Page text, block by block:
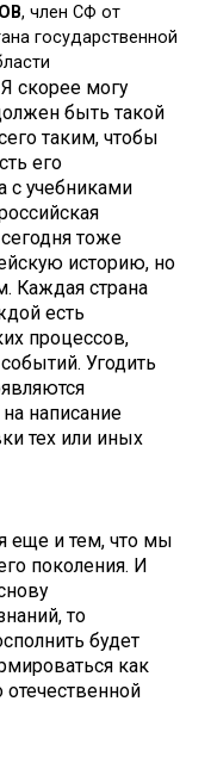
, член СФ от
государственной
скорее могу
быть такой
таким, чтобы
его
с учебниками
тоже
историю, но
Каждая страна
есть
процессов,
Угодить
написание
тех или иных
еще и тем, что мы
поколения. И
то
будет
как